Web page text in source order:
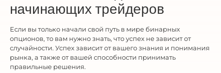
начинающих трейдеров
Если вы только начали свой путь в мире бинарных
опционов, то вам нужно знать, что успех не зависит от
случайности. Успех зависит от вашего знания и понимания
рынка, а также от вашей способности принимать
правильные решения.